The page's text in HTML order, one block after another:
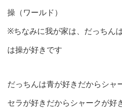
操（ワールド）
※ちなみに我が家は、だっちん
は操が好きです
だっちんは青が好きだからシャ
セラが好きだからシャークが好